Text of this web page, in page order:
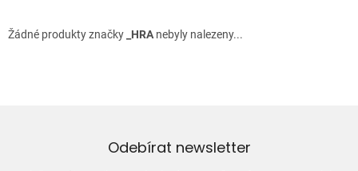
Žádné produkty značky _HRAnebyly nalezeny...
Odebírat newsletter